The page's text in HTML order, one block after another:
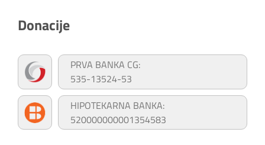
Donacije
PRVA BANKA CG:
535-13524-53
HIPOTEKARNA BANKA:
520000000001354583